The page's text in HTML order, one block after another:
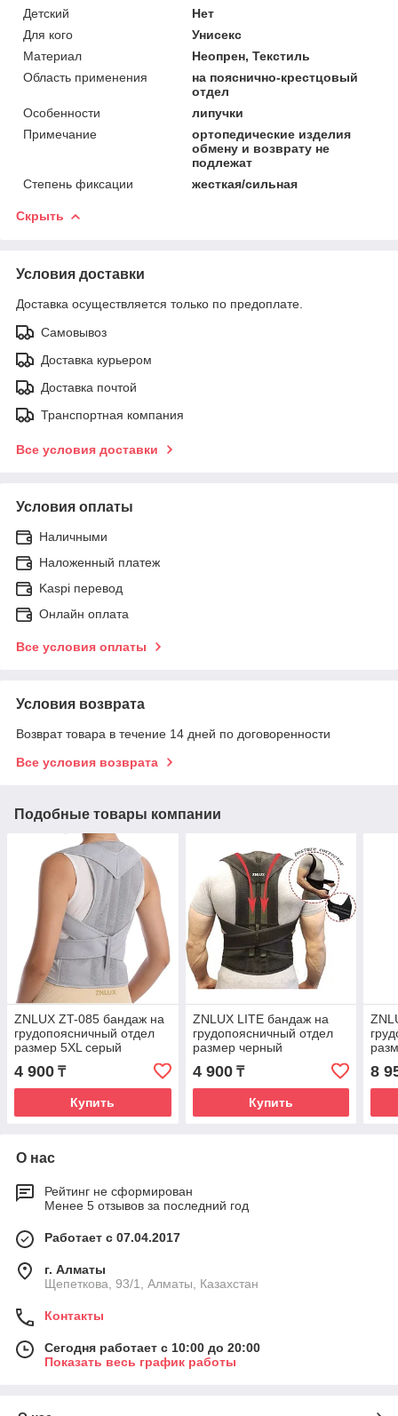
Детский
Нет
Для кого
Унисекс
Материал
Неопрен, Текстиль
Область применения
на пояснично-крестцовый
отдел
Особенности
липучки
Примечание
ортопедические изделия
обмену и возврату не
подлежат
Степень фиксации
жесткая/сильная
Скрыть
Условия доставки
Доставка осуществляется только по предоплате.
Самовывоз
Доставка курьером
Доставка почтой
Транспортная компания
Все условия доставки
Условия оплаты
Наличными
Наложенный платеж
Kaspi перевод
Онлайн оплата
Все условия оплаты
Условия возврата
Возврат товара в течение 14 дней по договоренности
Все условия возврата
Подобные товары компании
ZNLUX ZT-085 бандаж на
грудопоясничный отдел
размер 5XL серый
4 900 ₸
Купить
ZNLUX LITE бандаж на
грудопоясничный отдел
размер черный
4 900₸
Купить
8
О нас
Рейтинг не сформирован
Менее 5 отзывов за последний год
Работает с 07.04.2017
г. Алматы
Щепеткова, 93/1, Алматы, Казахстан
Контакты
Сегодня работает с 10:00 до 20:00
Показать весь график работы